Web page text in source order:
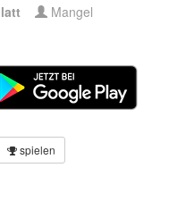
Mangel
spielen